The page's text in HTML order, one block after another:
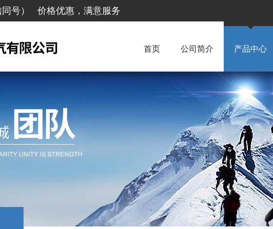
同号） 价格优惠，满意服务
首页 公司简介 产品中心